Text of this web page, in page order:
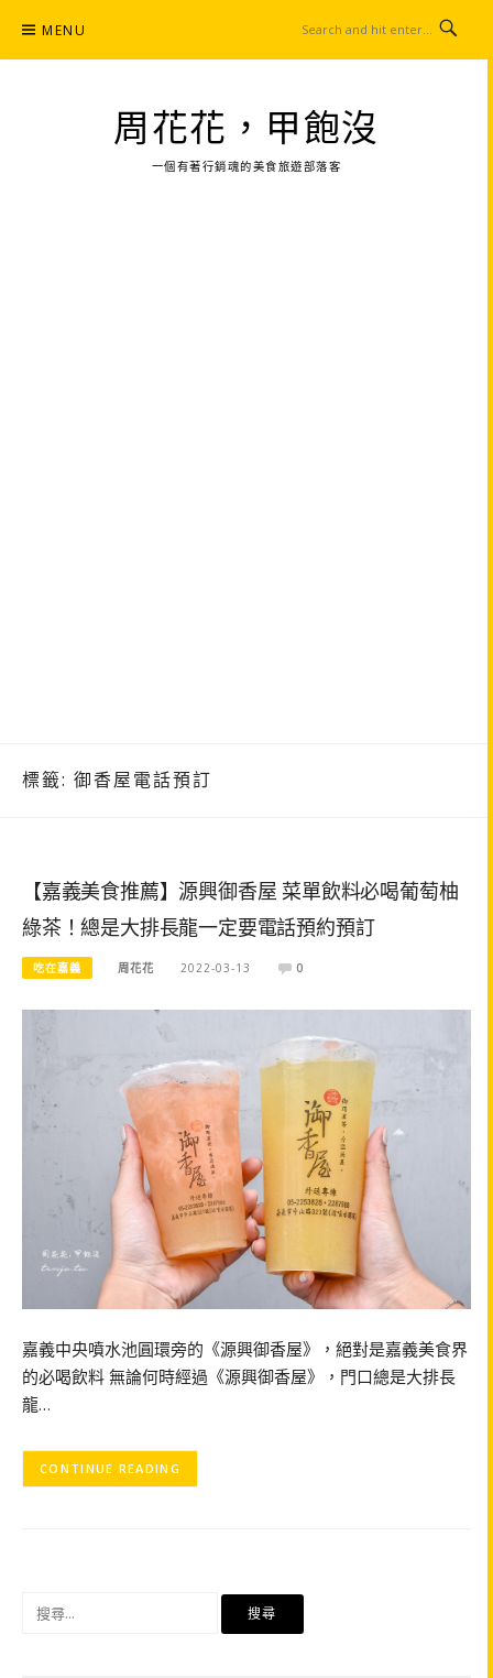
content
MENU
周花花，甲飽沒
一個有著行銷魂的美食旅遊部落客
標籤: 御香屋電話預訂
【嘉義美食推薦】源興御香屋 菜單飲料必喝葡萄柚
綠茶！總是大排長龍一定要電話預約預訂
吃在嘉義 周花花 2022-03-13 0
嘉義中央噴水池圓環旁的《源興御香屋》，絕對是嘉義美食界
的必喝飲料 無論何時經過《源興御香屋》，門口總是大排長
龍…
CONTINUE READING